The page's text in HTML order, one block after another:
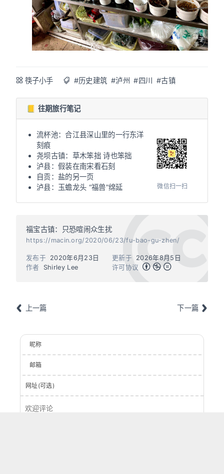
筷子小手 #历史建筑 #泸州 #四川 #古镇
📒 往期旅行笔记
流杯池：合江县深山里的一行东洋
刻痕
尧坝古镇：草木笨拙 诗也笨拙
泸县：假装在南宋看石刻
自贡：盐的另一页
泸县：玉蟾龙头 “福兽”绵延
微信扫一扫
福宝古镇：只恐喧闹众生扰
https://macin.org/2020/06/23/fu-bao-gu-zhen/
作者 Shirley Lee
发布于 2020年6月23日 更新于
2026年8月5日
许可协议
上一篇 下一篇
昵称
邮箱
网址(可选)